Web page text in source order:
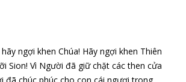
ngợi khen Chúa! Hãy ngợi khen Thiên
Sion! Vì Người đã giữ chặt các then cửa